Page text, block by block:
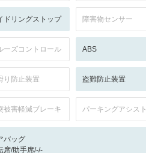
ドリングストップ 障害物センサー
ーズコントロール ABS
り防止装置 盗難防止装置
被害軽減ブレーキ パーキングアシスト
バッグ
席/助手席/-/-